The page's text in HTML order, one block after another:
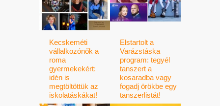
Kecskeméti
vállalkozónők a
roma
gyermekekért:
idén is
megtöltöttük az
iskolatáskákat!
Elstartolt a
Varázstáska
program: tegyél
tanszert a
kosaradba vagy
fogadj örökbe egy
tanszerlistát!